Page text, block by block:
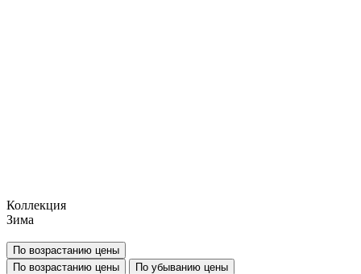
Коллекция
Зима
По возрастанию цены
По возрастанию цены
По убыванию цены